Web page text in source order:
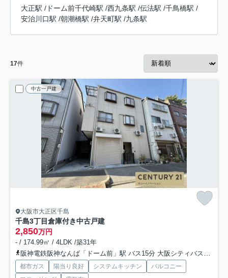
大正駅 / ドーム前千代崎駅 /西九条駅 /伝法駅 /千鳥橋駅 /
安治川口駅 /朝潮橋駅 /弁天町駅 /九条駅
17件
中古一戸建
大阪市大正区千島
千島3丁目倉庫付き中古戸建
2,850万円
- / 174.99㎡ / 4LDK /築31年
阪神電鉄阪神なんば「ドーム前」駅 バス15分 大阪シティバス「小林」 停歩5分
都市ガス 陽当り良好 システムキッチン
バルコニー